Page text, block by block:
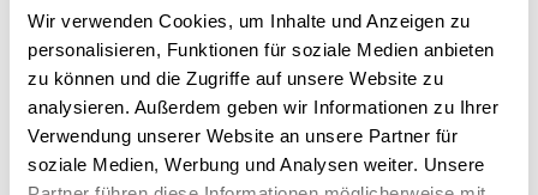
Wir verwenden Cookies, um Inhalte und Anzeigen zu
personalisieren, Funktionen für soziale Medien anbieten
zu können und die Zugriffe auf unsere Website zu
analysieren. Außerdem geben wir Informationen zu Ihrer
Verwendung unserer Website an unsere Partner für
soziale Medien, Werbung und Analysen weiter. Unsere
informieren, welche Wege ihnen nach dem ersten Abschluss
offenstehen.
Kommen Sie ins Gespräch mit Studienberaterinnen und
Studienberatern, Dozierenden sowie Studierenden und
stellen Sie Ihre Fragen. Wir freuen uns auf Sie.